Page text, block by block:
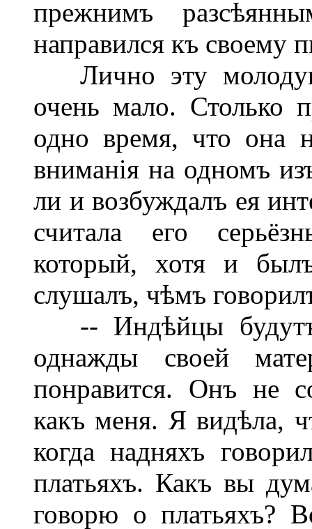
прежнимъ
направился къ своему
Лично эту
очень мало. Столько
одно время, что она
вниманія на одномъ
ли и возбуждалъ ея
считала его
который, хотя и
слушалъ, чѣмъ
-- Индѣйцы будутъ
однажды своей
понравится. Онъ не
какъ меня. Я видѣла,
когда надняхъ
платьяхъ. Какъ вы
говорю о платьяхъ?